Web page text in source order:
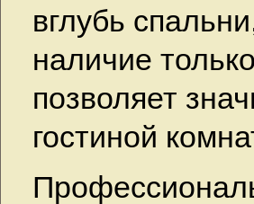
вглубь
наличие
позволяет
гостиной